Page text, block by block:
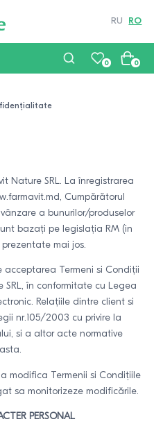
RU RO
0 0
Nature SRL. La înregistrarea
Cumpărătorul
a bunurilor/produselor
bazați pe legislația RM (in
mai jos.
acceptarea Termeni si Condiții
SRL, în conformitate cu Legea
Relațiile dintre client si
nr.105/2003 cu privire la
si a altor acte normative
modifica Termenii si Condițiile
sa monitorizeze modificările.
PERSONAL